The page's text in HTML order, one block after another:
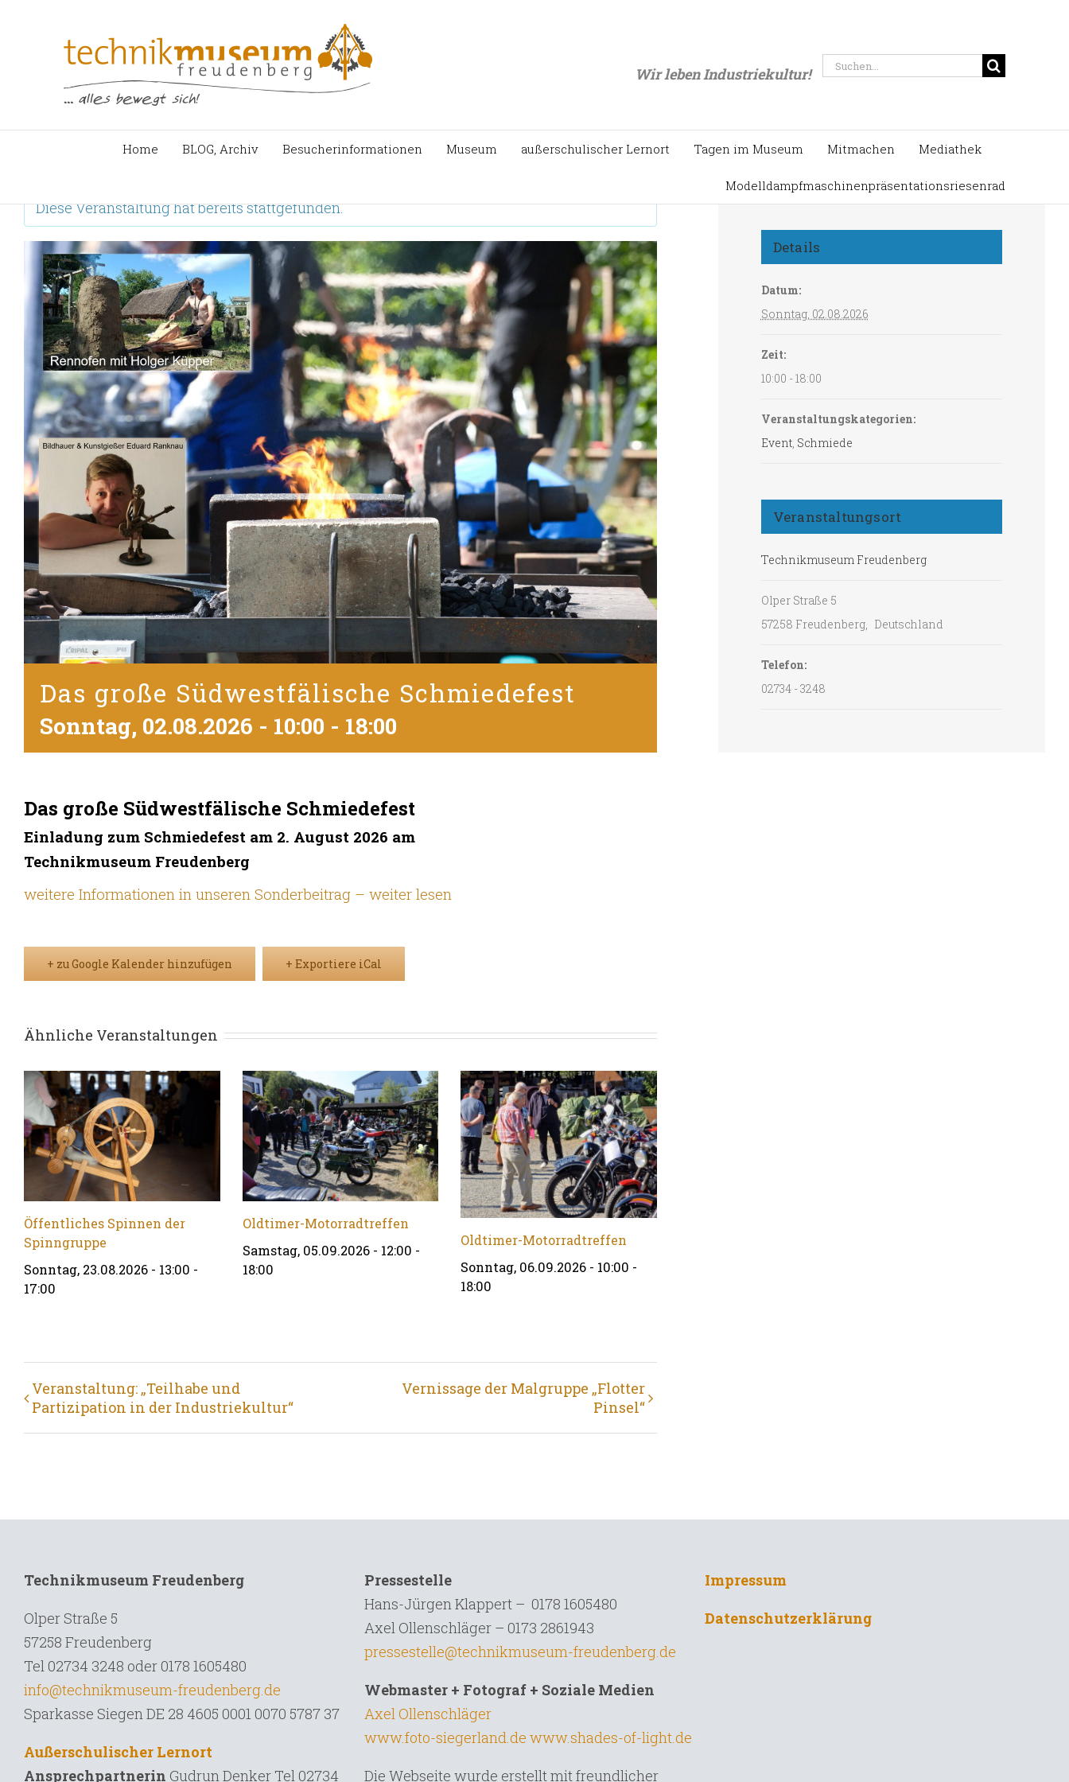
Wir leben Industriekultur!
Suche
Home BLOG, Archiv Besucherinformationen Museum außerschulischer Lernort Tagen im Museum Mitmachen Mediathek
Modelldampfmaschinenpräsentationsriesenrad
Diese Veranstaltung hat bereits stattgefunden.
Das große Südwestfälische Schmiedefest
Sonntag, 02.08.2026 - 10:00 - 18:00
Das große Südwestfälische Schmiedefest
Einladung zum Schmiedefest am 2. August 2026 am
Technikmuseum Freudenberg
weitere Informationen in unseren Sonderbeitrag – weiter lesen
+ zu Google Kalender hinzufügen + Exportiere iCal
Ähnliche Veranstaltungen
Öffentliches Spinnen der
Spinngruppe
Sonntag, 23.08.2026 - 13:00 -
17:00
Oldtimer-Motorradtreffen
Samstag, 05.09.2026 - 12:00 -
18:00
Oldtimer-Motorradtreffen
Sonntag, 06.09.2026 - 10:00 -
18:00
Veranstaltung
Navigation
Veranstaltung: „Teilhabe und
Partizipation in der Industriekultur“
Vernissage der Malgruppe „Flotter
Pinsel“
Details
Datum:
Sonntag, 02.08.2026
Zeit:
10:00 - 18:00
Veranstaltungskategorien:
Event, Schmiede
Veranstaltungsort
Technikmuseum Freudenberg
Olper Straße 5
57258 Freudenberg, Deutschland
Telefon:
02734 - 3248
Technikmuseum Freudenberg
Olper Straße 5
57258 Freudenberg
Tel 02734 3248 oder 0178 1605480
info@technikmuseum-freudenberg.de
Sparkasse Siegen DE 28 4605 0001 0070 5787 37
Außerschulischer Lernort
Ansprechpartnerin Gudrun Denker Tel 02734
Pressestelle
Hans-Jürgen Klappert – 0178 1605480
Axel Ollenschläger – 0173 2861943
pressestelle@technikmuseum-freudenberg.de
Webmaster + Fotograf + Soziale Medien
Axel Ollenschläger
www.foto-siegerland.de www.shades-of-light.de
Die Webseite wurde erstellt mit freundlicher
Impressum
Datenschutzerklärung